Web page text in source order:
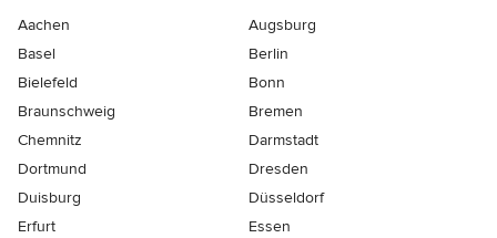
Aachen
Augsburg
Basel
Berlin
Bielefeld
Bonn
Braunschweig
Bremen
Chemnitz
Darmstadt
Dortmund
Dresden
Duisburg
Düsseldorf
Erfurt
Essen